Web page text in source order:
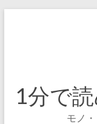
1分で
モノ